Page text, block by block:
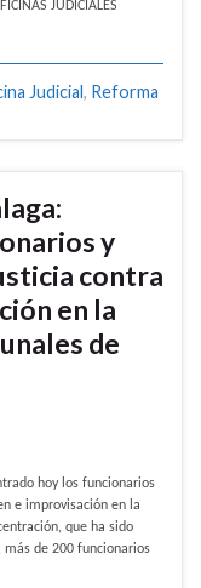
JUDICIALES
Judicial, Reforma
y
contra
en la
de
hoy los funcionarios
e improvisación en la
que ha sido
más de 200 funcionarios